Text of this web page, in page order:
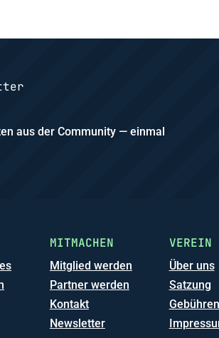
aus der Community — einmal
MITMACHEN
Mitglied werden
Partner werden
Kontakt
Newsletter
VEREIN
Über uns
Satzung